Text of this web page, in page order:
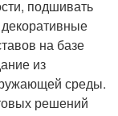
подшивать
на базе
из
среды.
решений